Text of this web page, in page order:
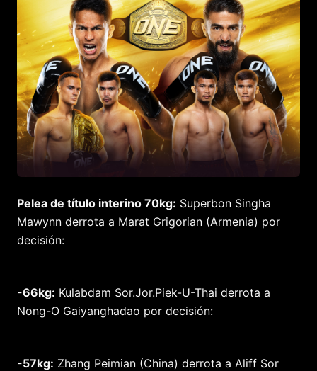
Pelea de título interino 70kg: Superbon Singha
Mawynn derrota a Marat Grigorian (Armenia) por
decisión:
-66kg: Kulabdam Sor.Jor.Piek-U-Thai derrota a
Nong-O Gaiyanghadao por decisión:
-57kg: Zhang Peimian (China) derrota a Aliff Sor